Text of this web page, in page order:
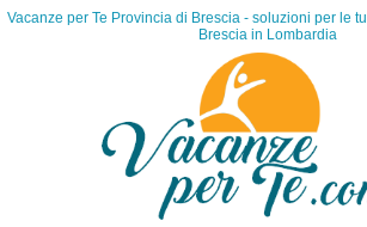
Vacanze per Te Provincia di Brescia - soluzioni per le
Brescia in Lombardia